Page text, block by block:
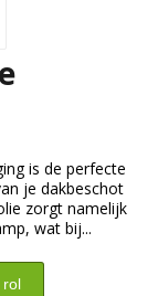
is de perfecte
je dakbeschot
zorgt namelijk
wat bij...
rol